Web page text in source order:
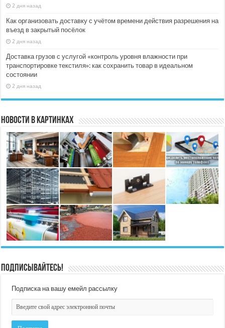
2 дня назад
Как организовать доставку с учётом времени действия разрешения на
въезд в закрытый посёлок
2 дня назад
Доставка грузов с услугой «контроль уровня влажности при
транспортировке текстиля»: как сохранить товар в идеальном
состоянии
2 дня назад
Новости в картинках
Подписывайтесь!
Подписка на вашу емейл рассылку